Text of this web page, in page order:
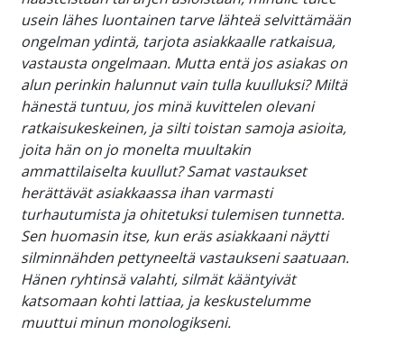
usein lähes luontainen tarve lähteä selvittämään
ongelman ydintä, tarjota asiakkaalle ratkaisua,
vastausta ongelmaan. Mutta entä jos asiakas on
alun perinkin halunnut vain tulla kuulluksi? Miltä
hänestä tuntuu, jos minä kuvittelen olevani
ratkaisukeskeinen, ja silti toistan samoja asioita,
joita hän on jo monelta muultakin
ammattilaiselta kuullut? Samat vastaukset
herättävät asiakkaassa ihan varmasti
turhautumista ja ohitetuksi tulemisen tunnetta.
Sen huomasin itse, kun eräs asiakkaani näytti
silminnähden pettyneeltä vastaukseni saatuaan.
Hänen ryhtinsä valahti, silmät kääntyivät
katsomaan kohti lattiaa, ja keskustelumme
muuttui minun monologikseni.